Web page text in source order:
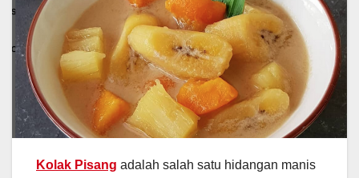
Kolak Pisang adalah salah satu hidangan manis